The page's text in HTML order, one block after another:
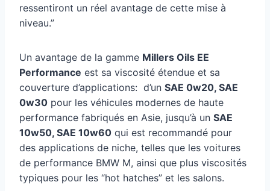
ressentiront un réel avantage de cette mise à
niveau.”
Un avantage de la gamme Millers Oils EE
Performance est sa viscosité étendue et sa
couverture d’applications: d’un SAE 0w20, SAE
0w30 pour les véhicules modernes de haute
performance fabriqués en Asie, jusqu’à un SAE
10w50, SAE 10w60 qui est recommandé pour
des applications de niche, telles que les voitures
de performance BMW M, ainsi que plus viscosités
typiques pour les “hot hatches” et les salons.